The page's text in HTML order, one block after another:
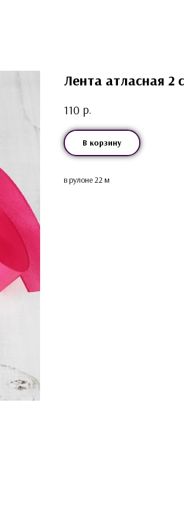
Лента атласная
110 р.
В корзину
в рулоне 22 м